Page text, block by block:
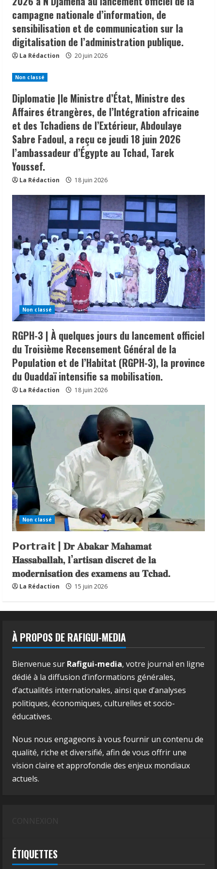
campagne nationale d’information, de
sensibilisation et de communication sur la
digitalisation de l’administration publique.
La Rédaction 20 juin 2026
Non classé
Diplomatie |le Ministre d’État, Ministre des
Affaires étrangères, de l’Intégration africaine
et des Tchadiens de l’Extérieur, Abdoulaye
Sabre Fadoul, a reçu ce jeudi 18 juin 2026
l’ambassadeur d’Égypte au Tchad, Tarek
Youssef.
La Rédaction 18 juin 2026
Non classé
RGPH-3 | À quelques jours du lancement officiel
du Troisième Recensement Général de la
Population et de l’Habitat (RGPH-3), la province
du Ouaddaï intensifie sa mobilisation.
La Rédaction 18 juin 2026
Non classé
𝗣𝗼𝗿𝘁𝗿𝗮𝗶𝘁 | 𝐃𝐫 𝐀𝐛𝐚𝐤𝐚𝐫 𝐌𝐚𝐡𝐚𝐦𝐚𝐭
𝐇𝐚𝐬𝐬𝐚𝐛𝐚𝐥𝐥𝐚𝐡, 𝐥’𝐚𝐫𝐭𝐢𝐬𝐚𝐧 𝐝𝐢𝐬𝐜𝐫𝐞𝐭 𝐝𝐞 𝐥𝐚
𝐦𝐨𝐝𝐞𝐫𝐧𝐢𝐬𝐚𝐭𝐢𝐨𝐧 𝐝𝐞𝐬 𝐞𝐱𝐚𝐦𝐞𝐧𝐬 𝐚𝐮 𝐓𝐜𝐡𝐚𝐝.
La Rédaction 15 juin 2026
À PROPOS DE RAFIGUI-MEDIA
Bienvenue sur Rafigui-media, votre journal en ligne
dédié à la diffusion d’informations générales,
d’actualités internationales, ainsi que d’analyses
politiques, économiques, culturelles et socio-
éducatives.
Nous nous engageons à vous fournir un contenu de
qualité, riche et diversifié, afin de vous offrir une
vision claire et approfondie des enjeux mondiaux
actuels.
ÉTIQUETTES